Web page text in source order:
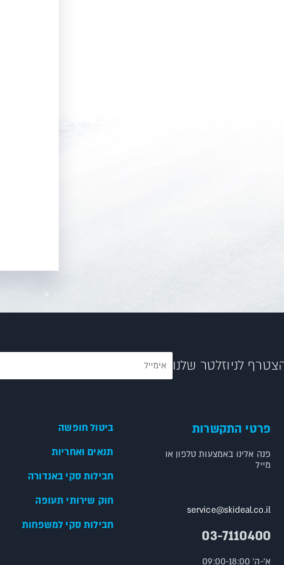
לניוזלטר שלנו
פרטי התקשרות
פנה אלינו באמצעות טלפון או
מייל
service@skideal.co.il
03-7110400
א'-ה' 09:00-18:00
ביטול חופשה
תנאים ואחריות
חבילות סקי באנדורה
חוק שירותי תעופה
חבילות סקי למשפחות